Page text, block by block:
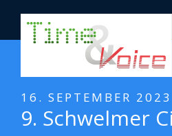
16. SEPTEMBER
9. Schwelmer